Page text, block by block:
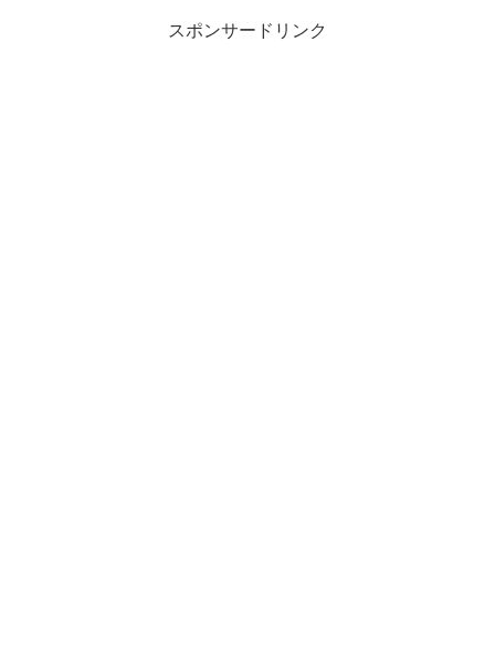
スポンサードリンク